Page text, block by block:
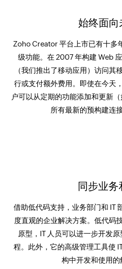
始终面向
Zoho Creator 平台上市已有十多
级功能。在 2007 年构建 Web
（我们推出了移动应用）访问其
行或支付额外费用。即使在今天
户可以从定期的功能添加和更新
所有最新的预构建连
同步业务
借助低代码支持，业务部门和 IT
度直观的企业解决方案。低代码
原型，IT 人员可以进一步开发
程。此外，它的高级管理工具使
构中开发和使用的